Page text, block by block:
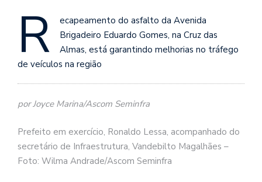
R
ecapeamento do asfalto da Avenida
Brigadeiro Eduardo Gomes, na Cruz das
Almas, está garantindo melhorias no tráfego
de veículos na região
por Joyce Marina/Ascom Seminfra
Prefeito em exercício, Ronaldo Lessa, acompanhado do
secretário de Infraestrutura, Vandebilto Magalhães –
Foto: Wilma Andrade/Ascom Seminfra